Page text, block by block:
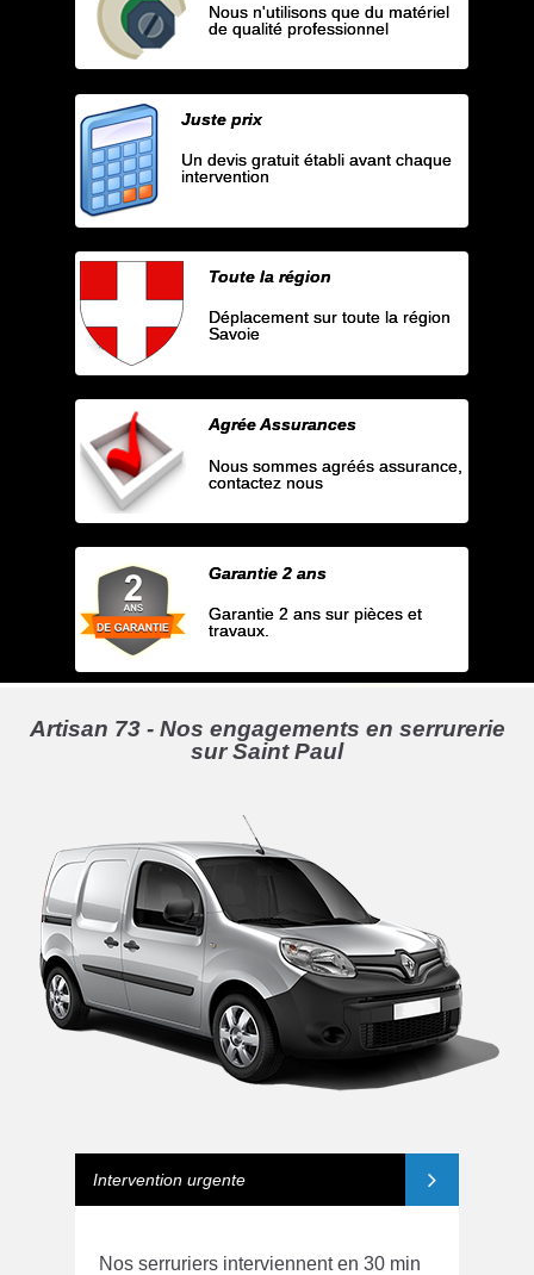
Nous n'utilisons que du matériel
de qualité professionnel
Juste prix
Un devis gratuit établi avant chaque
intervention
Toute la région
Déplacement sur toute la région
Savoie
Agrée Assurances
Nous sommes agréés assurance,
contactez nous
Garantie 2 ans
Garantie 2 ans sur pièces et
travaux.
Artisan 73 - Nos engagements en serrurerie
sur Saint Paul
Intervention urgente
Nos serruriers interviennent en 30 min